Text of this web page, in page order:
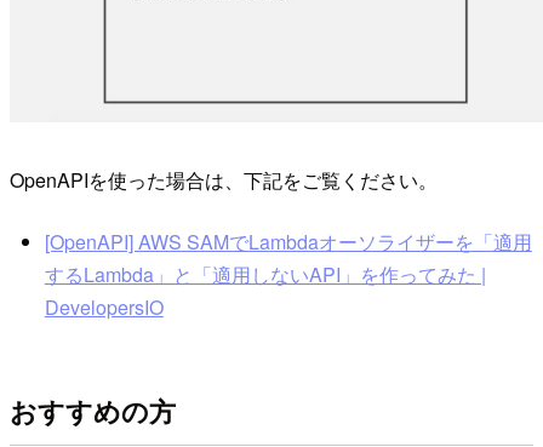
OpenAPIを使った場合は、下記をご覧ください。
[OpenAPI] AWS SAMでLambdaオーソライザーを「適用
するLambda」と「適用しないAPI」を作ってみた |
DevelopersIO
おすすめの方